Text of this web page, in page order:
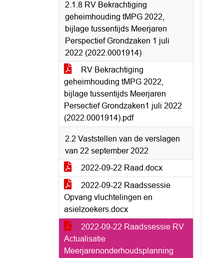
2.1.8 RV Bekrachtiging
geheimhouding tMPG 2022,
bijlage tussentijds Meerjaren
Perspectief Grondzaken 1 juli
2022 (2022.0001914)
RV Bekrachtiging
geheimhouding tMPG 2022,
bijlage tussentijds Meerjaren
Persectief Grondzaken1 juli 2022
(2022.0001914).pdf
2.2 Vaststellen van de verslagen
van 22 september 2022
2022-09-22 Raad.docx
2022-09-22 Raadssessie
Opvang vluchtelingen en
asielzoekers.docx
2022-09-22 Raadssessie RV
Actualisatie
Meerjarenonderhoudsplanning